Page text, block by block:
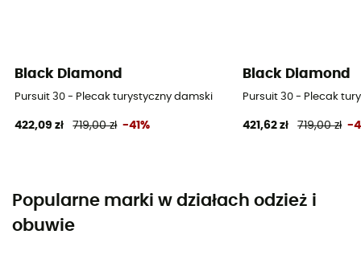
Black Diamond
Pursuit 30 - Plecak turystyczny damski
422,09 zł 719,00 zł -41%
Black Diamond
Pursuit 30 - Plecak
421,62 zł 719,00 zł -
Popularne marki w działach odzież i
obuwie